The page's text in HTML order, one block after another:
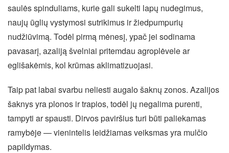
saulės spinduliams, kurie gali sukelti lapų nudegimus,
naujų ūglių vystymosi sutrikimus ir žiedpumpurių
nudžiūvimą. Todėl pirmą mėnesį, ypač jei sodinama
pavasarį, azaliją švelniai pritemdau agroplėvele ar
eglišakėmis, kol krūmas aklimatizuojasi.
Taip pat labai svarbu neliesti augalo šaknų zonos. Azalijos
šaknys yra plonos ir trapios, todėl jų negalima purenti,
tampyti ar spausti. Dirvos paviršius turi būti paliekamas
ramybėje — vienintelis leidžiamas veiksmas yra mulčio
papildymas.